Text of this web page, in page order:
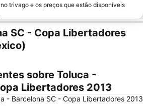
trivago e os preços que estão disponíveis
SC - Copa Libertadores
sobre Toluca -
Libertadores 2013
- Barcelona SC - Copa Libertadores 2013